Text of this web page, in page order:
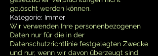
gelöscht werden können.
Kategorie: Immer
Wir verwenden Ihre personenbezogenen
Daten nur für die in der
Datenschutzrichtlinie festgelegten Zwecke
und nur, wenn wir davon überzeugt sind,